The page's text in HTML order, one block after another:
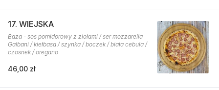
17. WIEJSKA
Baza - sos pomidorowy z ziołami / ser mozzarella
Galbani / kiełbasa / szynka / boczek / biała cebula /
czosnek / oregano
46,00 zł